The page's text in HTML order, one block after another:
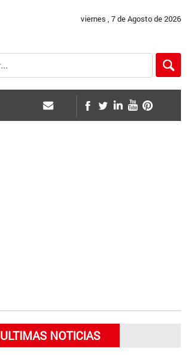
viernes , 7 de Agosto de 2026
ULTIMAS NOTICIAS